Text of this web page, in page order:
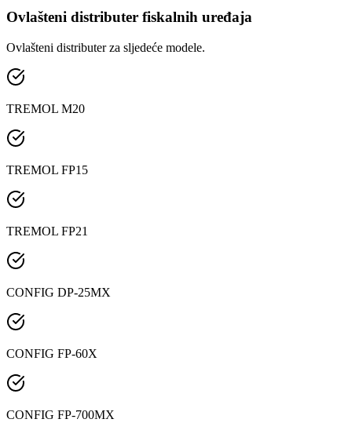
Ovlašteni distributer fiskalnih uređaja
Ovlašteni distributer za sljedeće modele.
TREMOL M20
TREMOL FP15
TREMOL FP21
CONFIG DP-25MX
CONFIG FP-60X
CONFIG FP-700MX